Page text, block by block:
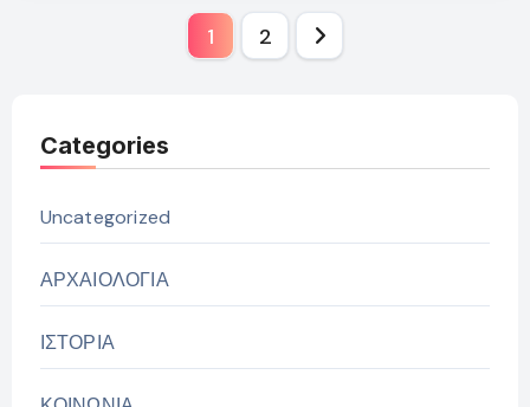
Σελιδοποίηση
1 2
Categories
Uncategorized
ΑΡΧΑΙΟΛΟΓΙΑ
ΙΣΤΟΡΙΑ